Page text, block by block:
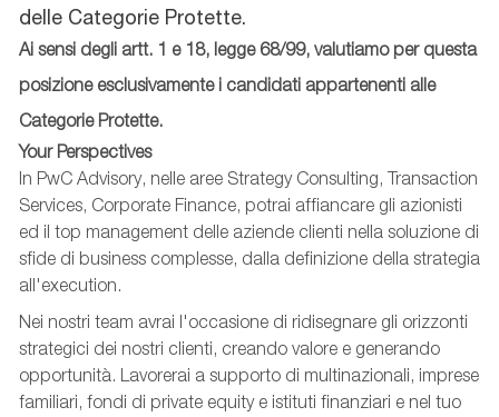
delle Categorie Protette.
Ai sensi degli artt. 1 e 18, legge 68/99, valutiamo per questa
posizione esclusivamente i candidati appartenenti alle
Categorie Protette.
Your Perspectives
In PwC Advisory, nelle aree Strategy Consulting, Transaction
Services, Corporate Finance, potrai affiancare gli azionisti
ed il top management delle aziende clienti nella soluzione di
sfide di business complesse, dalla definizione della strategia
all'execution.
Nei nostri team avrai l'occasione di ridisegnare gli orizzonti
strategici dei nostri clienti, creando valore e generando
opportunità. Lavorerai a supporto di multinazionali, imprese
familiari, fondi di private equity e istituti finanziari e nel tuo